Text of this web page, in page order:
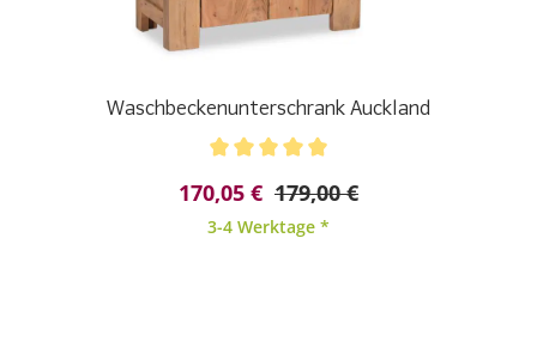
Waschbeckenunterschrank Auckland
170,05 € 179,00 €
3-4 Werktage *